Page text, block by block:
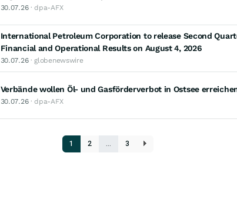
30.07.26· dpa-AFX
International Petroleum Corporation to release Second
Financial and Operational Results on August 4, 2026
30.07.26· globenewswire
Verbände wollen Öl- und Gasförderverbot in Ostsee
30.07.26· dpa-AFX
1 2 3